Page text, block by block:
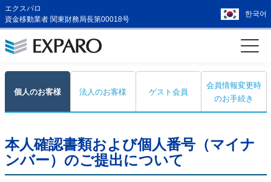
エクスパロ
資金移動業者 関東財務局長第00018号
한국어
個人のお客様 法人のお客様 ゲスト会員
会員情報変更時
のお手続き
本人確認書類および個人番号（マイナ
ンバー）のご提出について